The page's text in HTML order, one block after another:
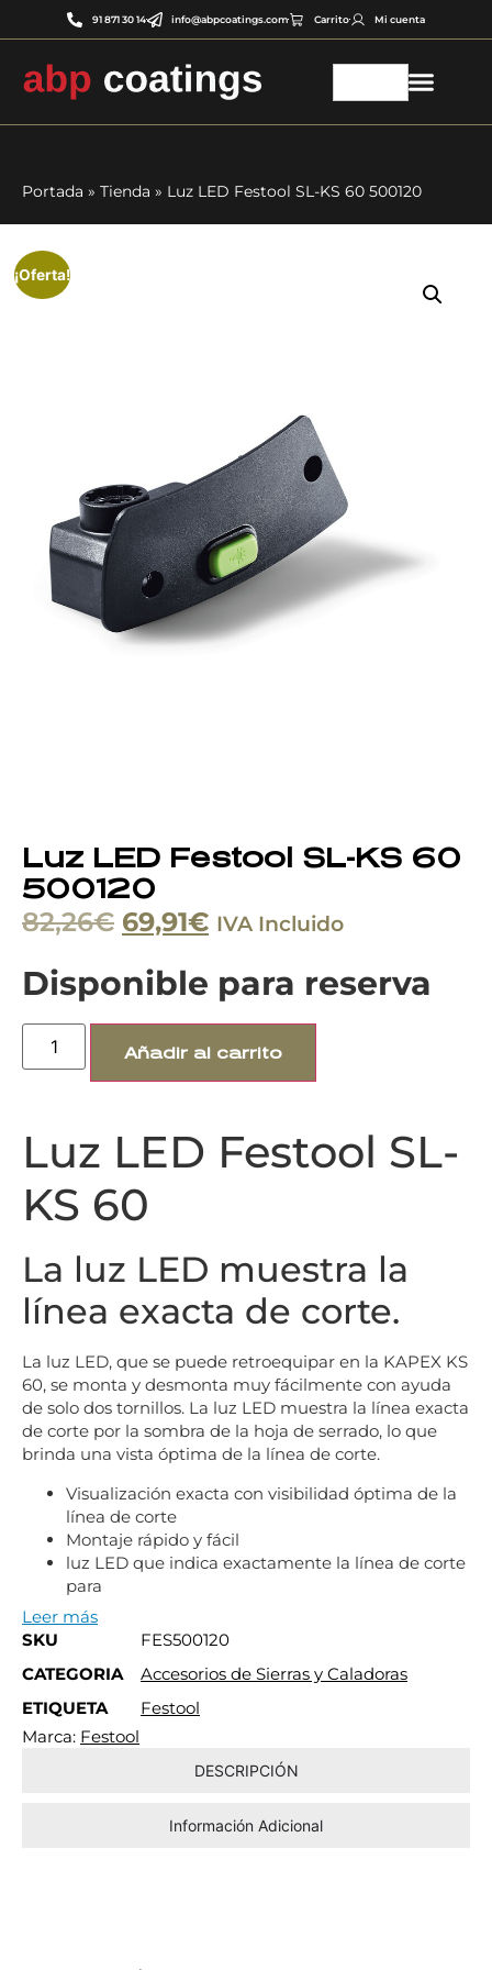
91 871 30 14 info@abpcoatings.com Carrito Mi cuenta
Portada » Tienda » Luz LED Festool SL-KS 60 500120
¡Oferta!
Luz LED Festool SL-KS 60
500120
82,26€ 69,91€ IVA Incluido
Disponible para reserva
Añadir al carrito
Luz LED Festool SL-
KS 60
La luz LED muestra la
línea exacta de corte.
La luz LED, que se puede retroequipar en la KAPEX KS
60, se monta y desmonta muy fácilmente con ayuda
de solo dos tornillos. La luz LED muestra la línea exacta
de corte por la sombra de la hoja de serrado, lo que
brinda una vista óptima de la línea de corte.
Visualización exacta con visibilidad óptima de la
línea de corte
Montaje rápido y fácil
luz LED que indica exactamente la línea de corte
para
Leer más
SKU
FES500120
CATEGORIA
Accesorios de Sierras y Caladoras
ETIQUETA
Festool
Marca: Festool
DESCRIPCIÓN
Información Adicional